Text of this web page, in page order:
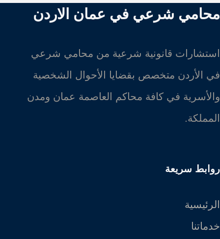
محامي شرعي في عمان الاردن
استشارات قانونية شرعية من محامي شرعي
في الأردن متخصص بقضايا الأحوال الشخصية
والأسرية في كافة محاكم العاصمة عمان ومدن
المملكة.
روابط سريعة
الرئيسية
خدماتنا